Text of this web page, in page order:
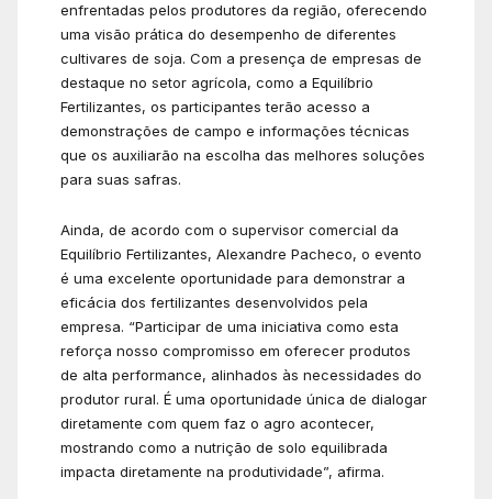
enfrentadas pelos produtores da região, oferecendo
uma visão prática do desempenho de diferentes
cultivares de soja. Com a presença de empresas de
destaque no setor agrícola, como a Equilíbrio
Fertilizantes, os participantes terão acesso a
demonstrações de campo e informações técnicas
que os auxiliarão na escolha das melhores soluções
para suas safras.
Ainda, de acordo com o supervisor comercial da
Equilíbrio Fertilizantes, Alexandre Pacheco, o evento
é uma excelente oportunidade para demonstrar a
eficácia dos fertilizantes desenvolvidos pela
empresa. “Participar de uma iniciativa como esta
reforça nosso compromisso em oferecer produtos
de alta performance, alinhados às necessidades do
produtor rural. É uma oportunidade única de dialogar
diretamente com quem faz o agro acontecer,
mostrando como a nutrição de solo equilibrada
impacta diretamente na produtividade”, afirma.